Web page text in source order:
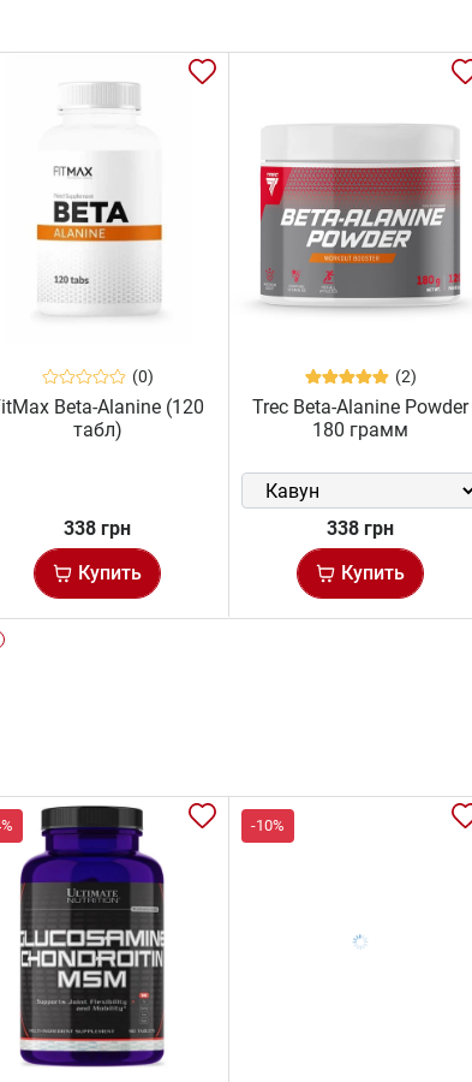
(0)
Beta-Alanine (120
табл)
338 грн
Купить
(2)
Trec Beta-Alanine Powder
180 грамм
338 грн
Купить
-10%